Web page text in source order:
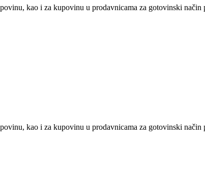
kao i za kupovinu u prodavnicama za gotovinski način
kao i za kupovinu u prodavnicama za gotovinski način